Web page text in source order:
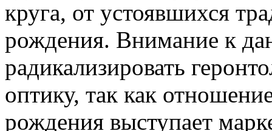
круга, от устоявшихся
рождения. Внимание к
радикализировать
оптику, так как
рождения выступает